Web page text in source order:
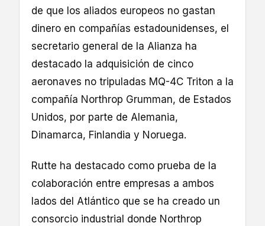
de que los aliados europeos no gastan
dinero en compañías estadounidenses, el
secretario general de la Alianza ha
destacado la adquisición de cinco
aeronaves no tripuladas MQ-4C Triton a la
compañía Northrop Grumman, de Estados
Unidos, por parte de Alemania,
Dinamarca, Finlandia y Noruega.
Rutte ha destacado como prueba de la
colaboración entre empresas a ambos
lados del Atlántico que se ha creado un
consorcio industrial donde Northrop